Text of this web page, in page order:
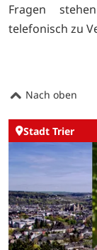
Fragen
telefonisch zu
Nach oben
Stadt Trier